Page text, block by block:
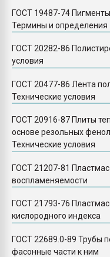
ГОСТ 19487-74 Пигменты
Термины и определения
ГОСТ 20282-86
условия
ГОСТ 20477-86 Лента
Технические условия
ГОСТ 20916-87 Плиты
основе резольных
Технические условия
ГОСТ 21207-81
воспламеняемости
ГОСТ 21793-76
кислородного индекса
ГОСТ 22689.0-89 Трубы
фасонные части к ним